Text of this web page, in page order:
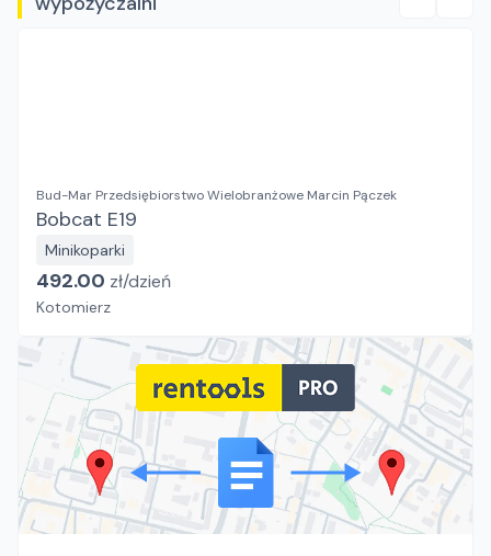
Bud-Mar Przedsiębiorstwo Wielobranżowe Marcin Pączek
Bobcat E19
Minikoparki
492.00 zł/dzień
Kotomierz